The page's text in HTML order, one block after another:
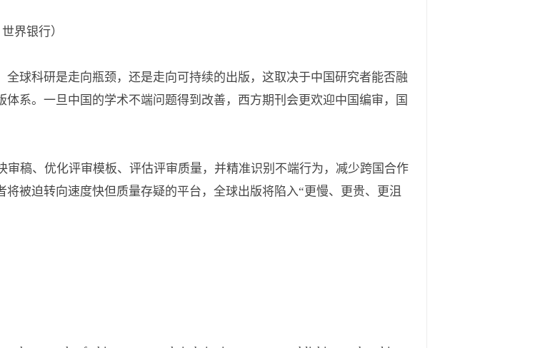
界银行）
球科研是走向瓶颈，还是走向可持续的出版，这取决于中国研究者能否融
系。一旦中国的学术不端问题得到改善，西方期刊会更欢迎中国编审，国
稿、优化评审模板、评估评审质量，并精准识别不端行为，减少跨国合作
被迫转向速度快但质量存疑的平台，全球出版将陷入“更慢、更贵、更沮